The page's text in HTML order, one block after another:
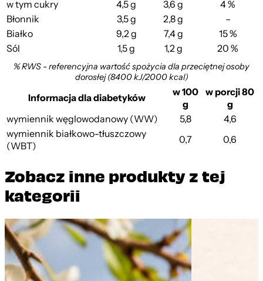
w tym cukry
4,5 g 3,6 g
4 %
Błonnik
3,5 g 2,8 g
–
Białko
9,2 g 7,4 g
15 %
Sól
1,5 g 1,2 g 20 %
% RWS - referencyjna wartość spożycia dla przeciętnej osoby
dorosłej (8400 kJ/2000 kcal)
Informacja dla diabetyków
w 100
g
w porcji 80
g
wymiennik węglowodanowy (WW)
5,8
4,6
wymiennik białkowo-tłuszczowy
(WBT)
0,7 0,6
Zobacz inne produkty z tej
kategorii